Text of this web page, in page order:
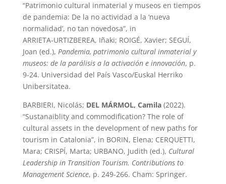
“Patrimonio cultural inmaterial y museos en tiempos
de pandemia: De la no actividad a la ‘nueva
normalidad’, no tan novedosa”, in
ARRIETA‑URTIZBEREA, Iñaki; ROIGÉ, Xavier; SEGUÍ,
Joan (ed.), Pandemia, patrimonio cultural inmaterial y
museos: de la parálisis a la activación e innovación, p.
9-24. Universidad del País Vasco/Euskal Herriko
Unibersitatea.
BARBIERI, Nicolás; DEL MÁRMOL, Camila(2022).
“Sustanaiblity and commodification? The role of
cultural assets in the development of new paths for
tourism in Catalonia”, in BORIN, Elena; CERQUETTI,
Mara; CRISPÍ, Marta; URBANO, Judith (ed.), Cultural
Leadership in Transition Tourism. Contributions to
Management Science, p. 249-266. Cham: Springer.